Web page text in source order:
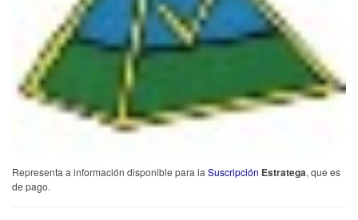
Representa a información disponible para la Suscripción Estratega, que es
de pago.